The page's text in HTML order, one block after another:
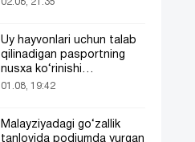
02.08, 21:35
Uy hayvonlari uchun talab
qilinadigan pasportning
nusxa ko‘rinishi
tarmoqlarda tarqaldi
01.08, 19:42
Malayziyadagi go‘zallik
tanlovida podiumda yurgan